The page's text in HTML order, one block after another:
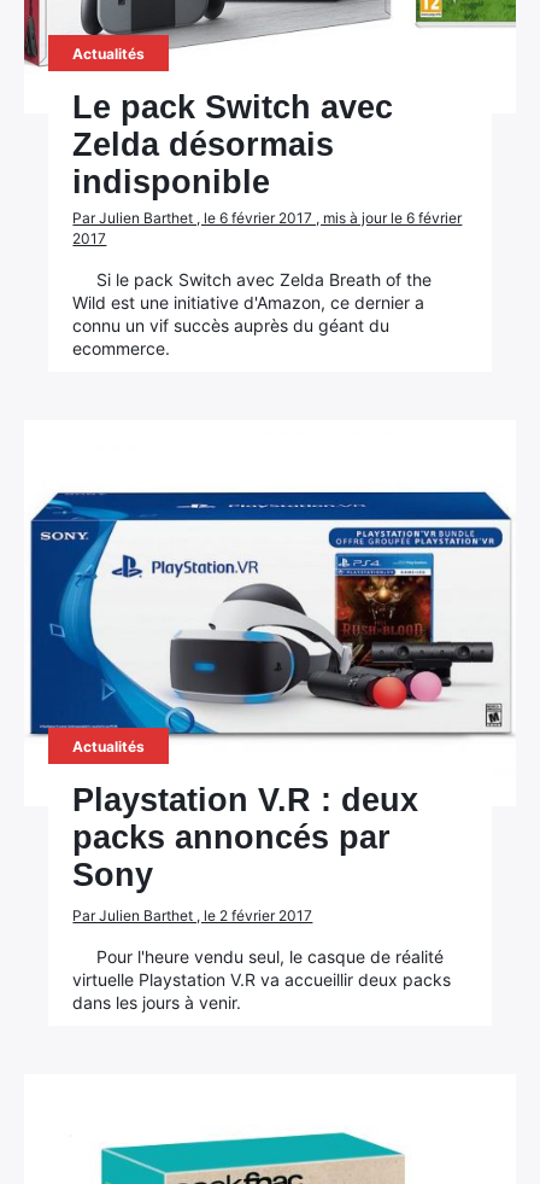
Actualités
Le pack Switch avec
Zelda désormais
indisponible
Par Julien Barthet , le 6 février 2017 , mis à jour le 6 février
2017
Si le pack Switch avec Zelda Breath of the
Wild est une initiative d'Amazon, ce dernier a
connu un vif succès auprès du géant du
ecommerce.
Actualités
Playstation V.R : deux
packs annoncés par
Sony
Par Julien Barthet , le 2 février 2017
Pour l'heure vendu seul, le casque de réalité
virtuelle Playstation V.R va accueillir deux packs
dans les jours à venir.